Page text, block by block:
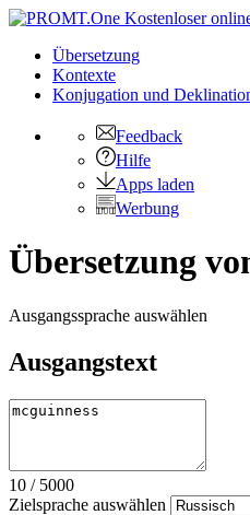
Übersetzung
Kontexte
Konjugation und
Feedback
Hilfe
Apps laden
Werbung
Übersetzung
Ausgangssprache auswählen
Ausgangstext
10 / 5000
Zielsprache auswählen